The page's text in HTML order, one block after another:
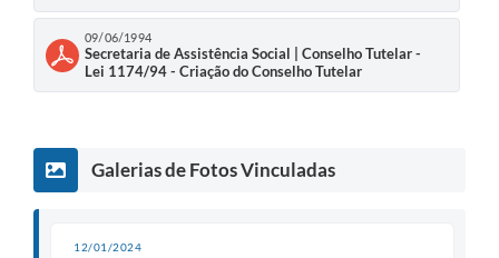
09/06/1994
Secretaria de Assistência Social | Conselho Tutelar -
Lei 1174/94 - Criação do Conselho Tutelar
Galerias de Fotos Vinculadas
12/01/2024